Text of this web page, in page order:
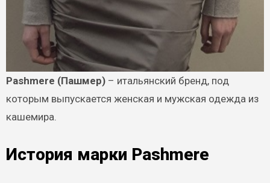
Pashmere (Пашмер)– итальянский бренд, под
которым выпускается женская и мужская одежда из
кашемира.
История марки Pashmere